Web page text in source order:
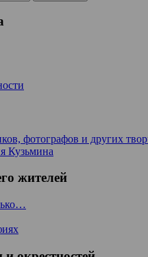
фотографов и других
Кузьмина
жителей